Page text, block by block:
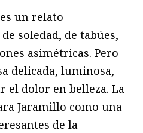
un relato
soledad, de tabúes,
asimétricas. Pero
delicada, luminosa,
el dolor en belleza. La
Jaramillo como una
de la